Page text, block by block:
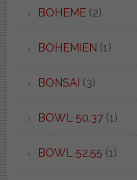
BOHEME(2)
BOHEMIEN (1)
BONSAI (3)
BOWL 50.37(1)
BOWL 52.55 (1)